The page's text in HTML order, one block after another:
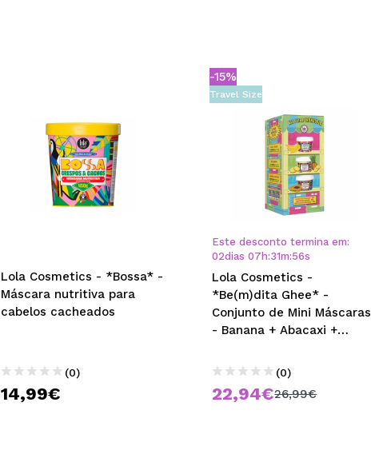
Lola Cosmetics - *Bossa* -
Máscara nutritiva para
cabelos cacheados
(0)
14,99€
-15%
Travel Size
Este desconto termina em:
02dias 07 h:31m:55s
Lola Cosmetics -
*Be(m)dita Ghee* -
Conjunto de Mini Máscaras
- Banana + Abacaxi +
(0)
22,94€26,99€